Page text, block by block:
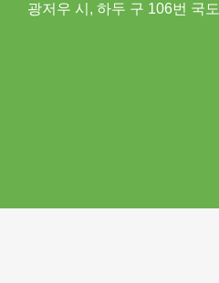
광저우 시, 하두 구 106번 국도